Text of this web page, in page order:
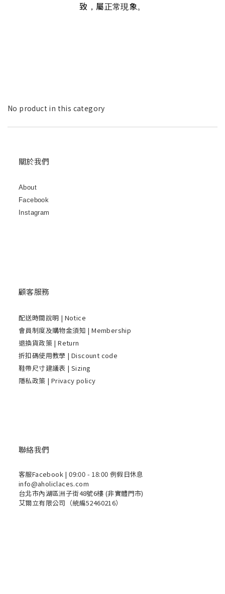
致，屬正常現象。
No product in this category
關於我們
About
Facebook
Instagram
顧客服務
配送時間說明 | Notice
會員制度及購物金須知 | Membership
退換貨政策 | Return
折扣碼使用教學 | Discount code
鞋帶尺寸建議表 | Sizing
隱私政策 | Privacy policy
聯絡我們
客服Facebook | 09:00 - 18:00 例假日休息
info@aholiclaces.com
台北市內湖區洲子街48號6樓 (非實體門市)
艾爾立有限公司（統編52460216）